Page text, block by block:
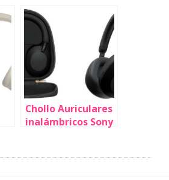
Chollo Auriculares
inalámbricos Sony
ruido por sólo